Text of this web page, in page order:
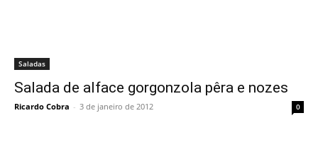
Saladas
Salada de alface gorgonzola pêra e nozes
Ricardo Cobra - 3 de janeiro de 2012 0